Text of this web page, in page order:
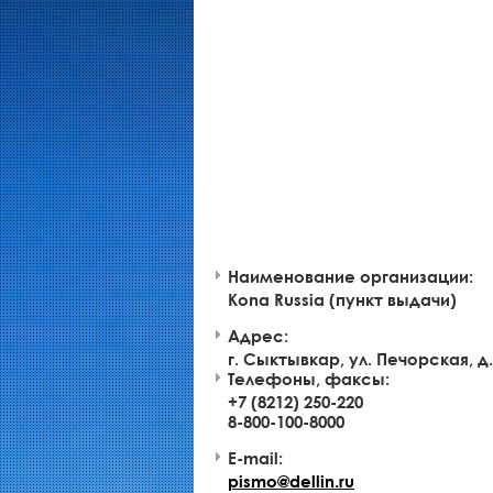
Наименование организации:
Kona Russia (пункт выдачи)
Адрес:
г. Сыктывкар, ул. Печорская,
Телефоны, факсы:
+7 (8212) 250-220
8-800-100-8000
E-mail:
pismo@dellin.ru